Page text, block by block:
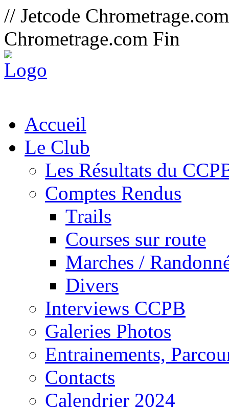
// Jetcode
Chrometrage.com Fin
Accueil
Le Club
Les Résultats du
Comptes Rendus
Trails
Courses sur route
Marches /
Divers
Interviews CCPB
Galeries Photos
Entrainements,
Contacts
Calendrier 2024